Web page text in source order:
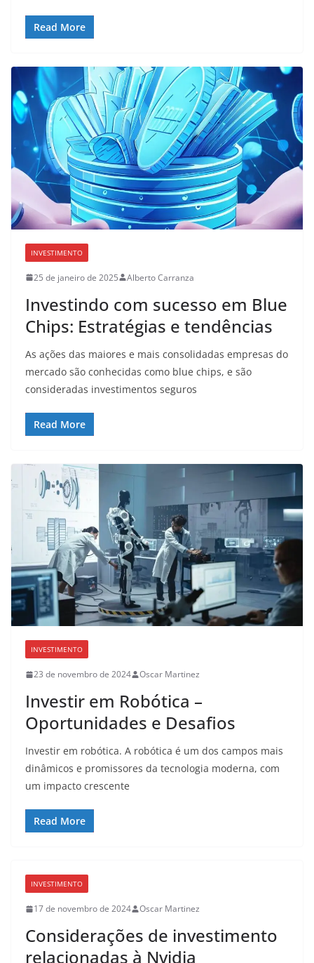
Read More
INVESTIMENTO
25 de janeiro de 2025 Alberto Carranza
Investindo com sucesso em Blue
Chips: Estratégias e tendências
As ações das maiores e mais consolidadas empresas do
mercado são conhecidas como blue chips, e são
consideradas investimentos seguros
Read More
INVESTIMENTO
23 de novembro de 2024 Oscar Martinez
Investir em Robótica –
Oportunidades e Desafios
Investir em robótica. A robótica é um dos campos mais
dinâmicos e promissores da tecnologia moderna, com
um impacto crescente
Read More
INVESTIMENTO
17 de novembro de 2024 Oscar Martinez
Considerações de investimento
relacionadas à Nvidia